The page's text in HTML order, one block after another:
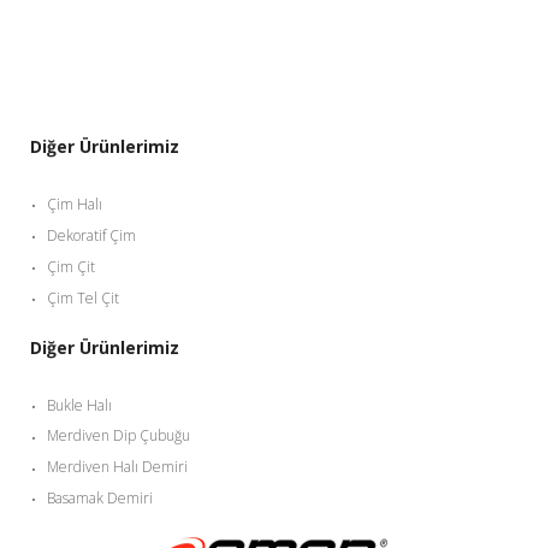
Diğer Ürünlerimiz
Çim Halı
Dekoratif Çim
Çim Çit
Çim Tel Çit
Diğer Ürünlerimiz
Bukle Halı
Merdiven Dip Çubuğu
Merdiven Halı Demiri
Basamak Demiri